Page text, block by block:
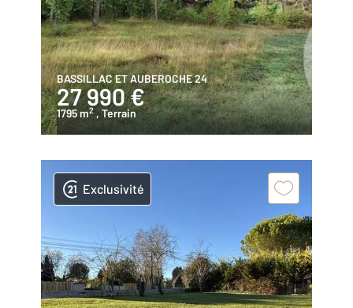
BASSILLAC ET AUBEROCHE 24
27 990 €
1795 m2 , Terrain
Exclusivité